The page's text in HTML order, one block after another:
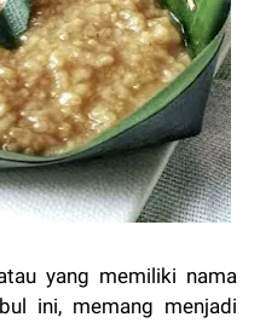
yang memiliki nama
ini, memang menjadi